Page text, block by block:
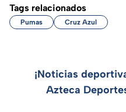
Tags relacionados
Pumas Cruz Azul
¡Noticias
Azteca